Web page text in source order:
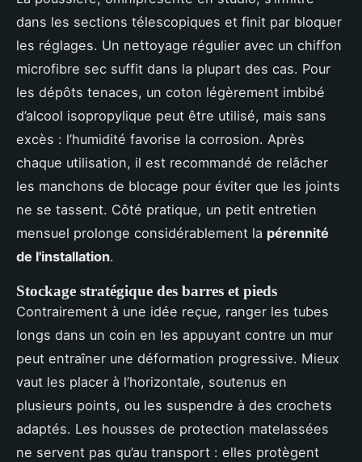
dans les sections télescopiques et finit par bloquer
les réglages. Un nettoyage régulier avec un chiffon
microfibre sec suffit dans la plupart des cas. Pour
les dépôts tenaces, un coton légèrement imbibé
d’alcool isopropylique peut être utilisé, mais sans
excès : l’humidité favorise la corrosion. Après
chaque utilisation, il est recommandé de relâcher
les manchons de blocage pour éviter que les joints
ne se tassent. Côté pratique, un petit entretien
mensuel prolonge considérablement la pérennité
de l'installation.
Stockage stratégique des barres et pieds
Contrairement à une idée reçue, ranger les tubes
longs dans un coin en les appuyant contre un mur
peut entraîner une déformation progressive. Mieux
vaut les placer à l’horizontale, soutenus en
plusieurs points, ou les suspendre à des crochets
adaptés. Les housses de protection matelassées
ne servent pas qu’au transport : elles protègent